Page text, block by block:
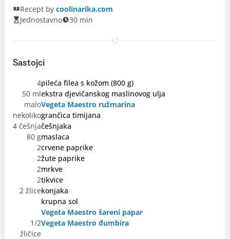
Recept by coolinarika.com
Jednostavno
30 min
Sastojci
4pileća filea s kožom (800 g)
50 mlekstra djevičanskog maslinovog ulja
maloVegeta Maestro ružmarina
nekolikogrančica timijana
4 češnjačešnjaka
80 gmaslaca
2crvene paprike
2žute paprike
2mrkve
2tikvice
2 žlicekonjaka
krupna sol
Vegeta Maestro šareni papar
1/2
žličice
Vegeta Maestro đumbira